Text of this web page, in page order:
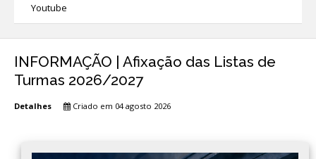
Youtube
INFORMAÇÃO | Afixação das Listas de
Turmas 2026/2027
Detalhes Criado em 04 agosto 2026